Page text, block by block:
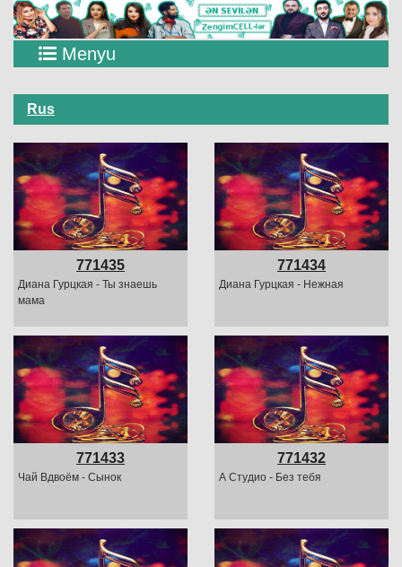
Menyu
Rus
771435
Диана Гурцкая - Ты знаешь
мама
771434
Диана Гурцкая - Нежная
771433
Чай Вдвоём - Сынок
771432
А Студио - Без тебя